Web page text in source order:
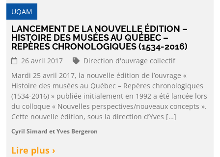
UQAM
LANCEMENT DE LA NOUVELLE ÉDITION –
HISTOIRE DES MUSÉES AU QUÉBEC –
REPÈRES CHRONOLOGIQUES (1534-2016)
26 avril 2017
Direction d'ouvrage collectif
Mardi 25 avril 2017, la nouvelle édition de l’ouvrage «
Histoire des musées au Québec – Repères chronologiques
(1534-2016) » publiée initialement en 1992 a été lancée lors
du colloque « Nouvelles perspectives/nouveaux concepts ».
Cette nouvelle édition, sous la direction d’Yves […]
Cyril Simard et Yves Bergeron
Lire plus ›